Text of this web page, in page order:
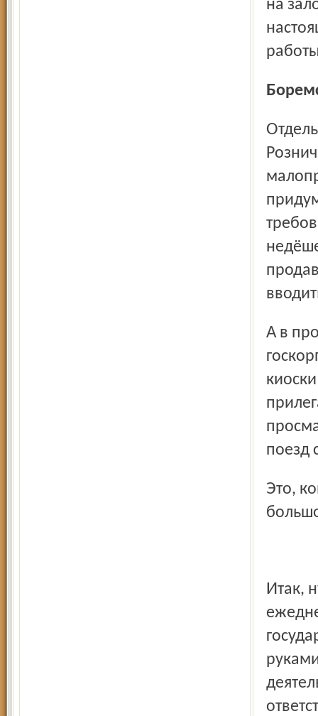
на
Отдельная статья – борьба с газетными киосками.
А в прошлом году под лозунгом борьбы с терроризмом
поезд
Это, конечно, для газет просто мелкая пакость, но
Итак, нужны ли ещё какие-то объяснения, почему